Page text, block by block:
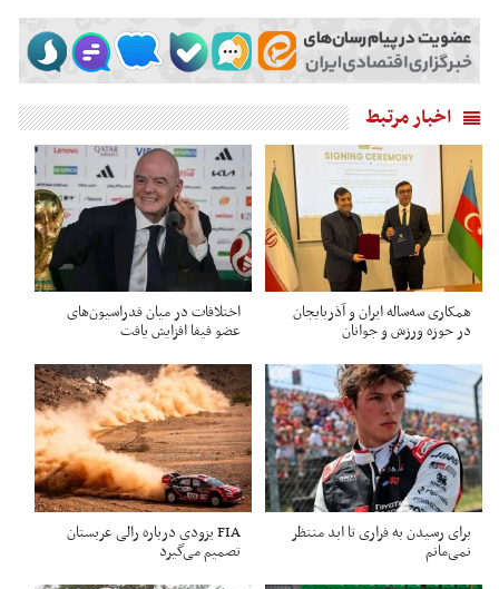
اخبار مرتبط
همکاری سه‌ساله ایران و آذربایجان
در حوزه ورزش و جوانان
اختلافات در میان فدراسیون‌های
عضو فیفا افزایش یافت
برای رسیدن به فراری تا ابد منتظر
نمی‌مانم
FIA یزودی درباره رالی عربستان
تصمیم می‌گیرد